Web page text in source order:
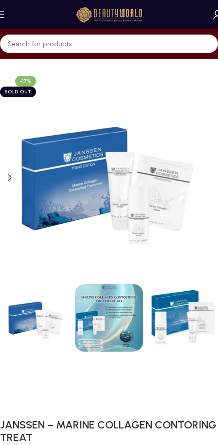
Beranda Janssen Cosmetics Moisturizer
-17%
SOLD OUT
JANSSEN – MARINE COLLAGEN CONTORING
TREAT